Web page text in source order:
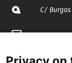
C/ Burgos
spccc@
935 120